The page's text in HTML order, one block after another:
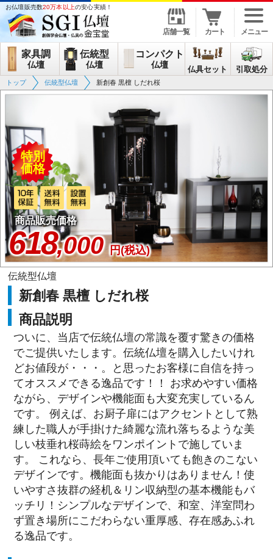
お仏壇販売数20万本以上の安心実績！
店舗一覧 カート メニュー
家具調
仏壇
伝統型
仏壇
コンパクト
仏壇 仏具セット 引取処分
トップ 伝統型仏壇 新創春 黒檀 しだれ桜
特別
価格
商品販売価格
618,000 円(税込)
伝統型仏壇
新創春 黒檀 しだれ桜
商品説明
ついに、当店で伝統仏壇の常識を覆す驚きの価格
でご提供いたします。伝統仏壇を購入したいけれ
どお値段が・・・。と思ったお客様に自信を持っ
てオススメできる逸品です！！ お求めやすい価格
ながら、デザインや機能面も大変充実しているん
です。 例えば、お厨子扉にはアクセントとして熟
練した職人が手掛けた綺麗な流れ落ちるような美
しい枝垂れ桜蒔絵をワンポイントで施していま
す。 これなら、長年ご使用頂いても飽きのこない
デザインです。機能面も抜かりはありません！使
いやすさ抜群の経机＆リン収納型の基本機能もバ
ッチリ！シンプルなデザインで、和室、洋室問わ
ず置き場所にこだわらない重厚感、存在感あふれ
る逸品です。